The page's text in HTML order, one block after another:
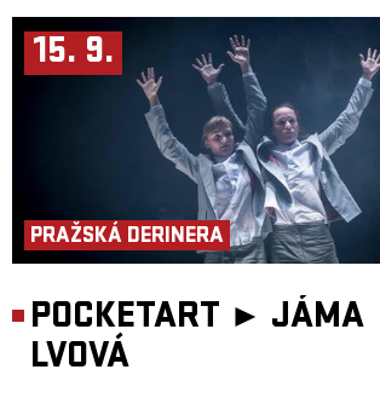
15. 9.
PRAŽSKÁ DERINERA
POCKETART ► JÁMA
LVOVÁ